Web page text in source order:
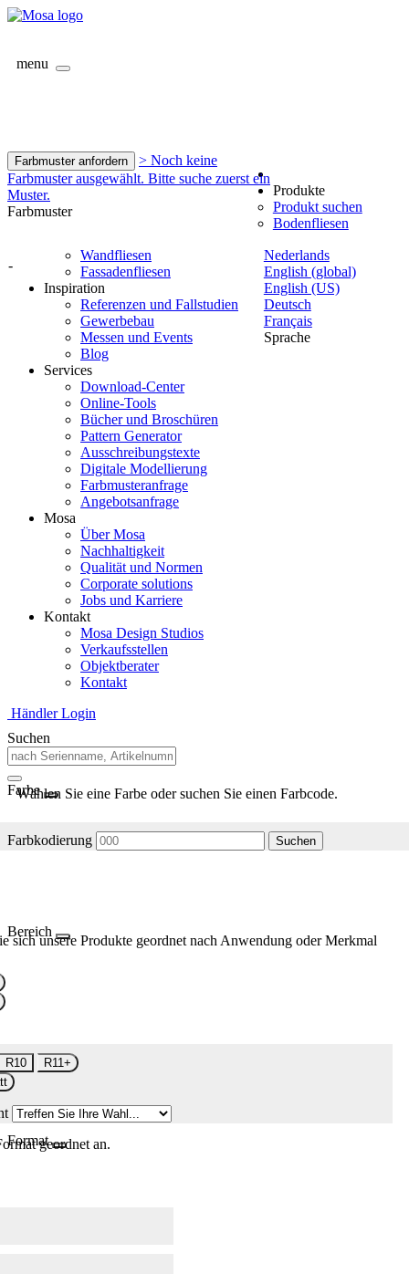
menu
Farbmuster anfordern
> Noch keine
Farbmuster ausgewählt. Bitte suche zuerst ein
Muster.
Farbmuster
-
Nederlands
English (global)
English (US)
Deutsch
Français
Sprache
Produkte
Produkt suchen
Bodenfliesen
Wandfliesen
Fassadenfliesen
Inspiration
Referenzen und Fallstudien
Gewerbebau
Messen und Events
Blog
Services
Download-Center
Online-Tools
Bücher und Broschüren
Pattern Generator
Ausschreibungstexte
Digitale Modellierung
Farbmusteranfrage
Angebotsanfrage
Mosa
Über Mosa
Nachhaltigkeit
Qualität und Normen
Corporate solutions
Jobs und Karriere
Kontakt
Mosa Design Studios
Verkaufsstellen
Objektberater
Kontakt
Händler Login
Suchen
Farbe
Wählen Sie eine Farbe oder suchen Sie einen Farbcode.
Farbkodierung Suchen
Bereich
sich unsere Produkte geordnet nach Anwendung oder Merkmal
R10
R11+
Formatgeordnet an.